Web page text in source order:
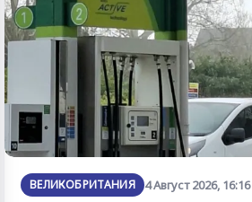
ВЕЛИКОБРИТАНИЯ 4 Август 2026, 16:16